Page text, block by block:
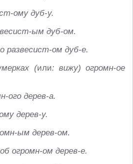
ому дуб-у.
ым дуб-ом.
развесист-ом дуб-е.
(или: вижу) огромн-ое
ого дерев-а.
дерев-у.
ым дерев-ом.
огромн-ом дерев-е.